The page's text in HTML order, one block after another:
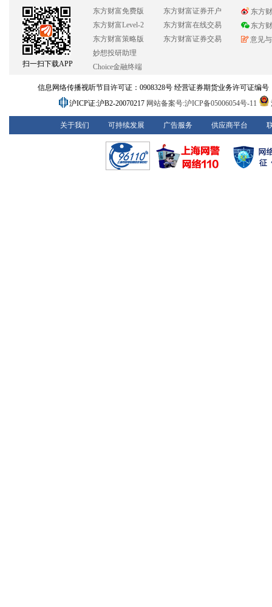
扫一扫下载APP
东方财富免费版
东方财富Level-2
东方财富策略版
妙想投研助理
Choice金融终端
东方财富证券开户
东方财富在线交易
东方财富证券交易
东方
东方
意见
信息网络传播视听节目许可证：0908328号 经营证券期货业务许可证编号
沪ICP证:沪B2-20070217 网站备案号:沪ICP备05006054号-11
关于我们 可持续发展 广告服务 供应商平台